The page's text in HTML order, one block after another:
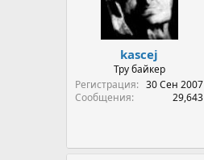
kascej
Тру байкер
Регистрация
30 Сен 2007
Сообщения
29,643